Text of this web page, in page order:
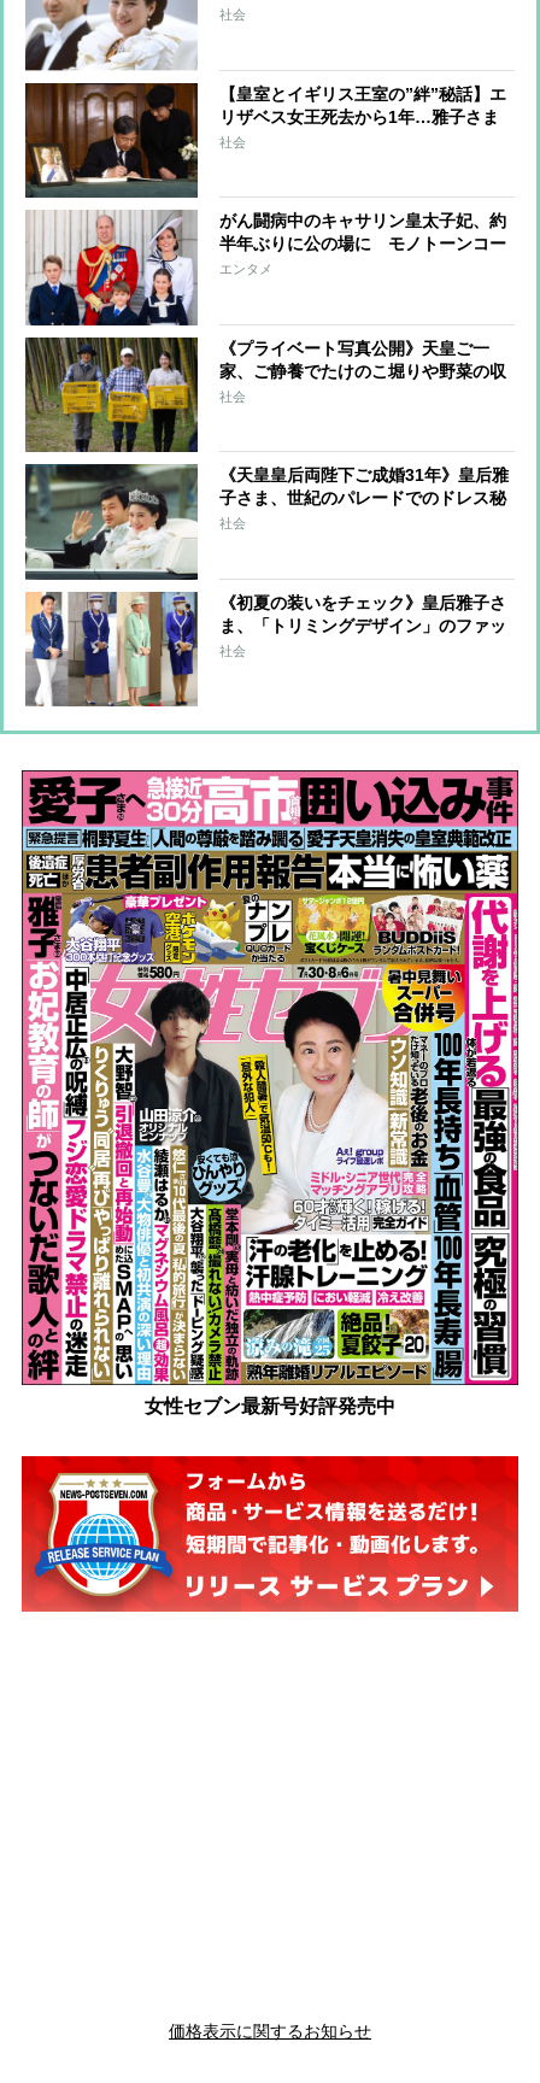
ス」と話題に 女性皇族の華麗な
社会
【皇室とイギリス王室の”絆”秘話】エ
リザベス女王死去から1年…雅子さま
へ女王からのやさしさ溢れる手紙、天
社会
がん闘病中のキャサリン皇太子妃、約
半年ぶりに公の場に モノトーンコー
デファッションにみる”家族の絆”
エンタメ
《プライベート写真公開》天皇ご一
家、ご静養でたけのこ堀りや野菜の収
穫を楽しまれリラックスされた表情
社会
《天皇皇后両陛下ご成婚31年》皇后雅
子さま、世紀のパレードでのドレス秘
話 森英恵さんが明かしていた仮縫い
社会
《初夏の装いをチェック》皇后雅子さ
ま、「トリミングデザイン」のファッ
ションから”涼しげ見え”のコツを探る
社会
女性セブン最新号好評発売中
価格表示に関するお知らせ